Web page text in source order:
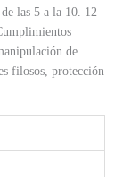
las 5 a la 10. 12
de
filosos, protección